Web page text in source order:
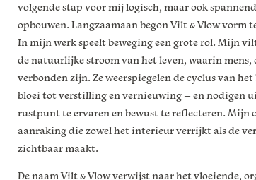
volgende stap voor mij logisch, maar ook
opbouwen. Langzaamaan begon Vilt & Vlow vorm
In mijn werk speelt beweging een grote rol. Mijn
de natuurlijke stroom van het leven, waarin
verbonden zijn. Ze weerspiegelen de cyclus van
bloei tot verstilling en vernieuwing – en nodigen
rustpunt te ervaren en bewust te reflecteren. Mijn
aanraking die zowel het interieur verrijkt als de
zichtbaar maakt.
De naam Vilt & Vlow verwijst naar het vloeiende,